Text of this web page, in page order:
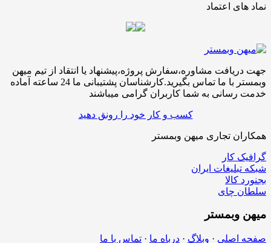
نماد های اعتماد
جهت دریافت مشاوره،سفارش پروژه،پیشنهاد یا انتقاد از تیم میهن
وبمستر با ما تماس بگیرید.کارشناسان پشتیبانی ما 24 ساعته آماده
خدمت رسانی به شما کاربران گرامی میباشند
کسب و کار خود را رونق دهید
همکاران تجاری میهن وبمستر
گرافیک کار
شبکه تبلیغات ایران
بجنورد کالا
سلطان چای
میهن وبمستر
صفحه اصلی · وبلاگ · درباه ما · تماس با ما